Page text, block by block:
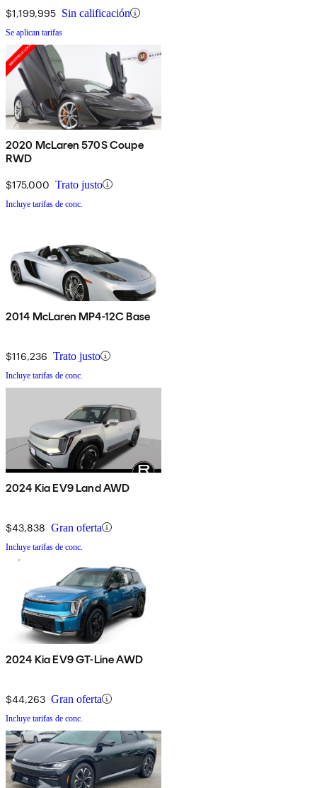
$1,199,995 Sin calificación
Se aplican tarifas
2020 McLaren 570S Coupe
RWD
$175,000 Trato justo
Incluye tarifas de conc.
2014 McLaren MP4-12C Base
$116,236 Trato justo
Incluye tarifas de conc.
2024 Kia EV9 Land AWD
$43,838 Gran oferta
Incluye tarifas de conc.
2024 Kia EV9 GT-Line AWD
$44,263 Gran oferta
Incluye tarifas de conc.